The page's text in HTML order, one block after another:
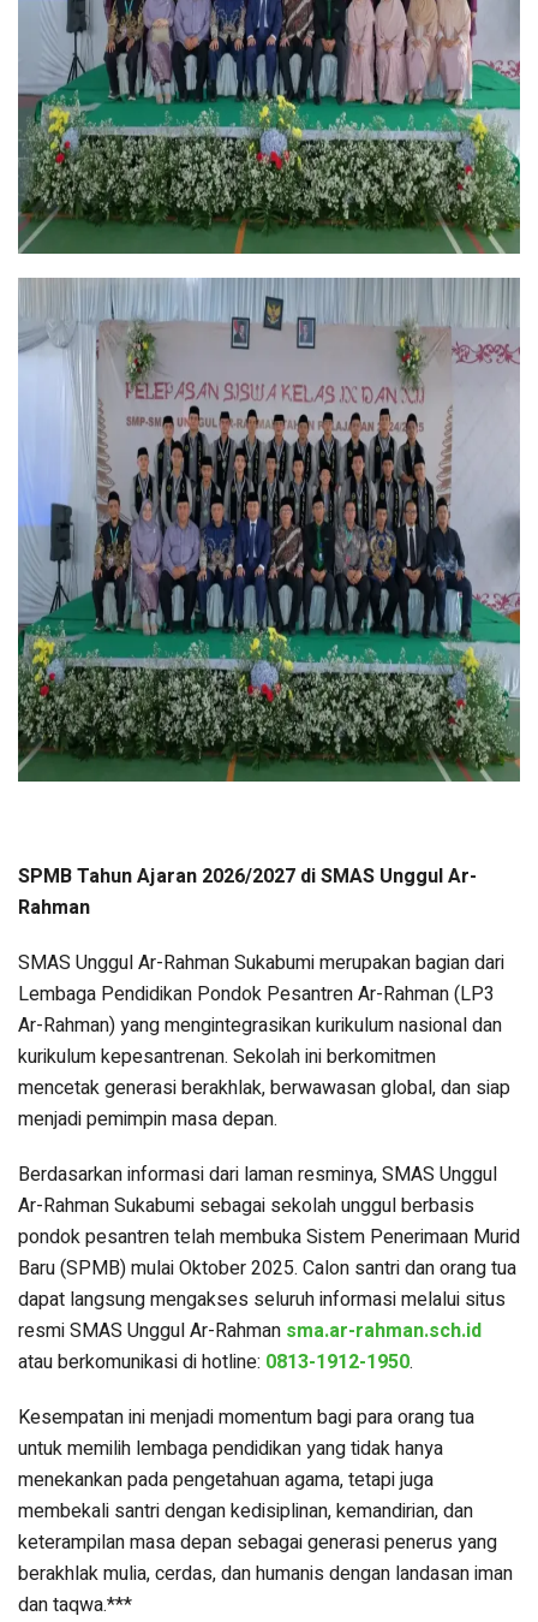
SPMB Tahun Ajaran 2026/2027 di SMAS Unggul Ar-
Rahman
SMAS Unggul Ar-Rahman Sukabumi merupakan bagian dari
Lembaga Pendidikan Pondok Pesantren Ar-Rahman (LP3
Ar-Rahman) yang mengintegrasikan kurikulum nasional dan
kurikulum kepesantrenan. Sekolah ini berkomitmen
mencetak generasi berakhlak, berwawasan global, dan siap
menjadi pemimpin masa depan.
Berdasarkan informasi dari laman resminya, SMAS Unggul
Ar-Rahman Sukabumi sebagai sekolah unggul berbasis
pondok pesantren telah membuka Sistem Penerimaan Murid
Baru (SPMB) mulai Oktober 2025. Calon santri dan orang tua
dapat langsung mengakses seluruh informasi melalui situs
resmi SMAS Unggul Ar-Rahman sma.ar-rahman.sch.id
atau berkomunikasi di hotline: 0813-1912-1950.
Kesempatan ini menjadi momentum bagi para orang tua
untuk memilih lembaga pendidikan yang tidak hanya
menekankan pada pengetahuan agama, tetapi juga
membekali santri dengan kedisiplinan, kemandirian, dan
keterampilan masa depan sebagai generasi penerus yang
berakhlak mulia, cerdas, dan humanis dengan landasan iman
dan taqwa.***